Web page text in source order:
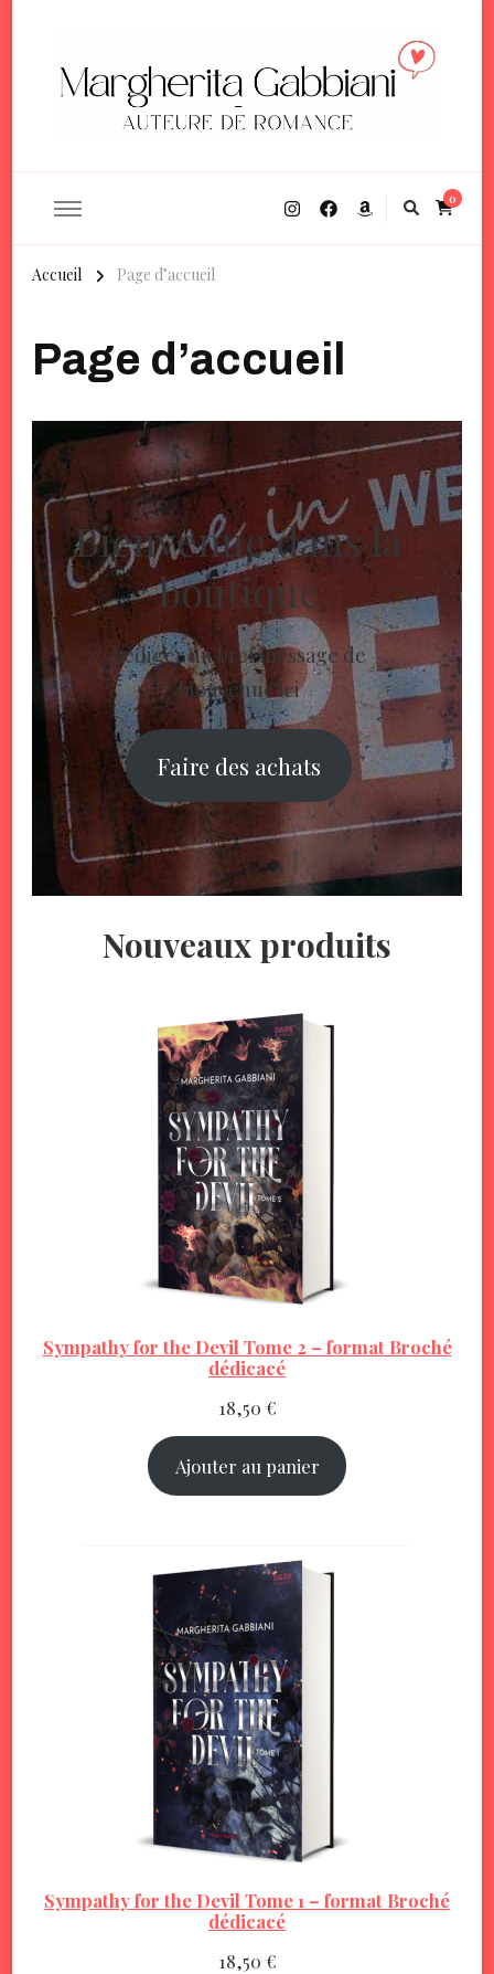
Margherita Gabbiani
0
Accueil Page d’accueil
Page d’accueil
Bienvenue dans la
boutique
Rédiger un bref message de
bienvenue ici
Faire des achats
Nouveaux produits
Sympathy for the Devil Tome 2 – format Broché
dédicacé
18,50 €
Ajouter au panier
Sympathy for the Devil Tome 1 – format Broché
dédicacé
18,50 €